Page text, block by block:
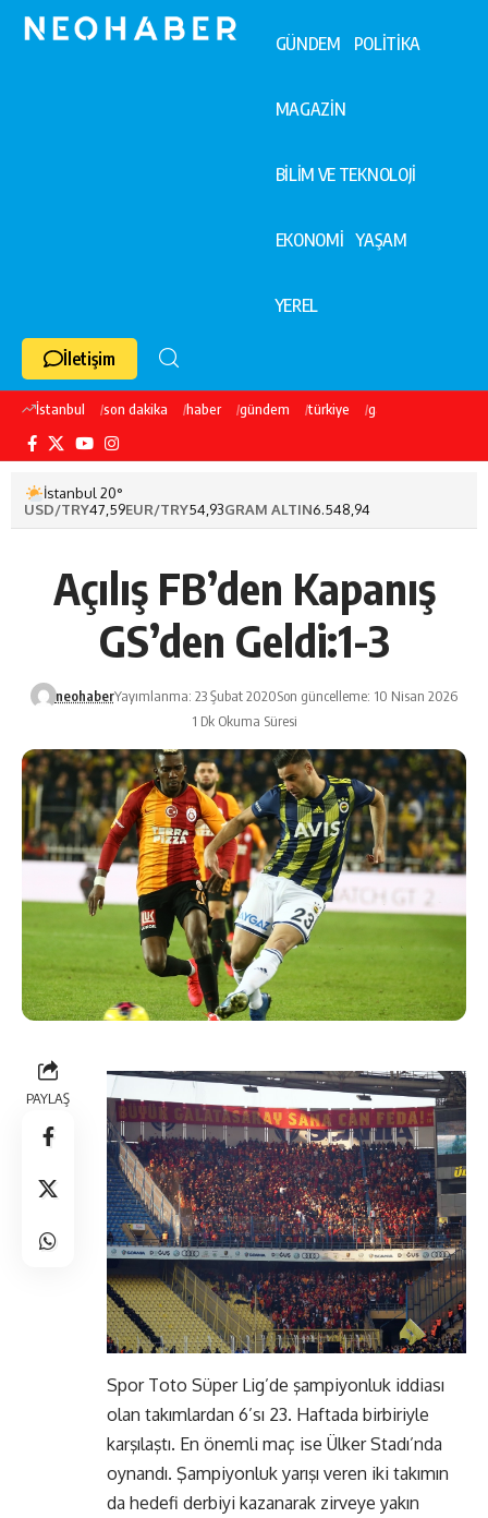
GÜNDEM POLİTİKA
MAGAZİN
BİLİM VE TEKNOLOJİ
EKONOMİ YAŞAM
YEREL
İletişim
İstanbul son dakika haber gündem türkiye galatasaray
İstanbul 20°
USD/TRY47,59EUR/TRY54,93GRAM ALTIN6.548,94
Açılış FB’den Kapanış
GS’den Geldi:1-3
neohaberYayımlanma: 23 Şubat 2020Son güncelleme: 10 Nisan 2026
1 Dk Okuma Süresi
PAYLAŞ
Spor Toto Süper Lig’de şampiyonluk iddiası
olan takımlardan 6’sı 23. Haftada birbiriyle
karşılaştı. En önemli maç ise Ülker Stadı’nda
oynandı. Şampiyonluk yarışı veren iki takımın
da hedefi derbiyi kazanarak zirveye yakın